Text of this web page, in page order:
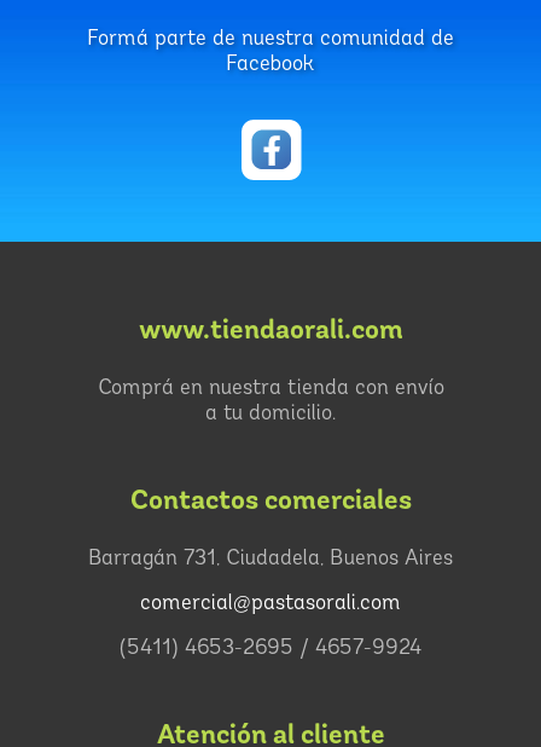
Formá parte de nuestra comunidad de
Facebook
www.tiendaorali.com
Comprá en nuestra tienda con envío
a tu domicilio.
Contactos comerciales
Barragán 731, Ciudadela, Buenos Aires
comercial@pastasorali.com
(5411) 4653-2695 / 4657-9924
Atención al cliente